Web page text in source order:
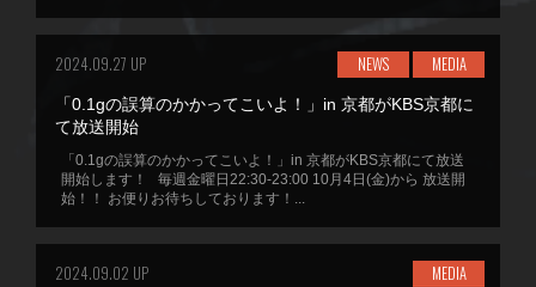
2024.09.27 UP NEWS MEDIA
「0.1gの誤算のかかってこいよ！」in 京都がKBS京都に
て放送開始
「0.1gの誤算のかかってこいよ！」in 京都がKBS京都にて放送
開始します！ 毎週金曜日22:30-23:00 10月4日(金)から 放送開
始！！ お便りお待ちしております！...
2024.09.02 UP MEDIA